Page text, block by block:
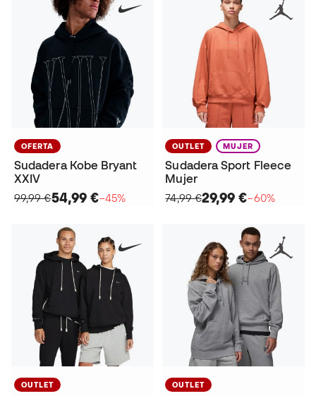
OFERTA
Sudadera Kobe Bryant
XXIV
99,99 €54,99 €−45%
OUTLET MUJER
Sudadera Sport Fleece
Mujer
74,99 €29,99 €−60%
OUTLET OUTLET